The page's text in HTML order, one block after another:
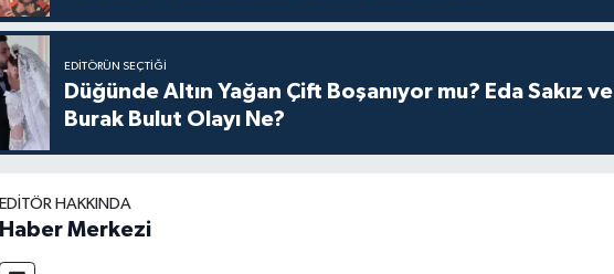
EDITÖRÜN SEÇTIĞI
Düğünde Altın Yağan Çift Boşanıyor mu? Eda Sakız ve
Burak Bulut Olayı Ne?
EDITÖR HAKKINDA
Haber Merkezi